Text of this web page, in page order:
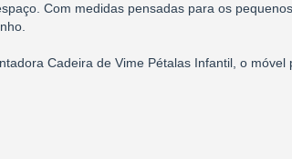
Com medidas pensadas para os
Cadeira de Vime Pétalas Infantil, o